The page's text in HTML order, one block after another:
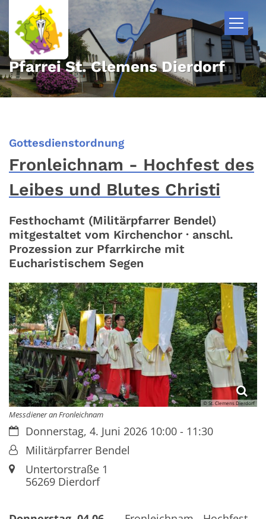
Zum Inhalt springen
Pfarrei St. Clemens Dierdorf
Gottesdienstordnung:
Fronleichnam - Hochfest des
Leibes und Blutes Christi
Festhochamt (Militärpfarrer Bendel)
mitgestaltet vom Kirchenchor · anschl.
Prozession zur Pfarrkirche mit
Eucharistischem Segen
© St. Clemens Dierdorf
Messdiener an Fronleichnam
Datum:Donnerstag, 4. Juni 2026 10:00 - 11:30
Von:Militärpfarrer Bendel
Ort:Untertorstraße 1
56269Dierdorf